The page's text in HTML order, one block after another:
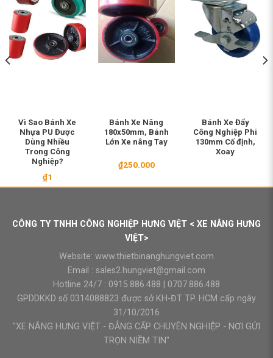
Vì Sao Bánh Xe
Nhựa PU Được
Dùng Nhiều
Trong Công
Nghiệp?
₫1
Bánh Xe Nâng
180x50mm, Bánh
Lớn Xe nâng Tay
₫250.000
Bánh Xe Đẩy
Công Nghiệp Phi
130mm Cố định,
Xoay
CÔNG TY TNHH CÔNG NGHIỆP HƯNG VIỆT < XE NÂNG HƯNG
VIỆT>
Website: www.thietbinanghungviet.com
Email : sales2.hungviet@gmail.com
Hotline 24/7 : 0915.886.488
0707.886.488
GPDDKKD số 0314088823 được sở KH-ĐT TP. HCM cấp ngày
31/10/2016
"XE NÂNG HƯNG VIỆT - ĐẲNG CẤP CHUYÊN NGHIỆP - NƠI GỬI
TRỌN NIỀM TIN"